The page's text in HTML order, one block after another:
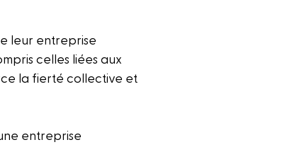
leur entreprise
celles liées aux
la fierté collective et
entreprise